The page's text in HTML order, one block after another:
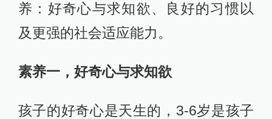
养：好奇心与求知欲、良好的习惯以
及更强的社会适应能力。
素养一，好奇心与求知欲
孩子的好奇心是天生的，3-6岁是孩子